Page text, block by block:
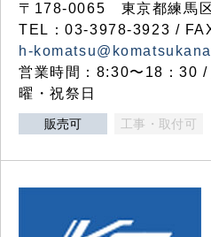
〒178-0065 東京都練馬
TEL：03-3978-3923 /
h-
営業時間：8:30〜18：30 /
曜・祝祭日
販売可 工事・取付可